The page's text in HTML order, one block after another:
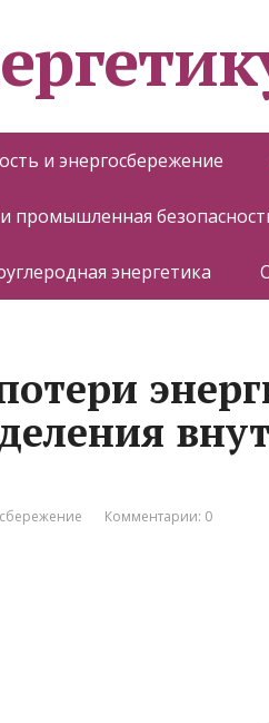
и энергосбережение
промышленная
энергетика
Комментарии: 0